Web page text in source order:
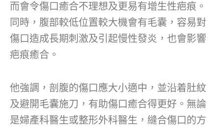
而會令傷口癒合不理想及更易有增生性疤痕。
同時，腹部較低位置較大機會有毛囊，容易對
傷口造成長期刺激及引起慢性發炎，也會影響
疤痕癒合。
他強調，剖腹的傷口應大小適中，並沿着肚紋
及避開毛囊施刀，有助傷口癒合得更好。無論
是婦產科醫生或整形外科醫生，縫合傷口的方